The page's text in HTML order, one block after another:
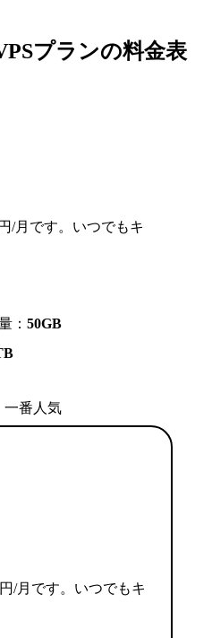
プランの料金表
/月です。いつでもキ
： 50GB
一番人気
/月です。いつでもキ